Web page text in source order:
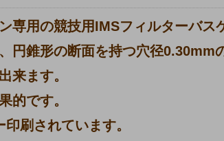
専用の競技用IMSフィルターバス
円錐形の断面を持つ穴径0.30mm
来ます。
的です。
刷されています。